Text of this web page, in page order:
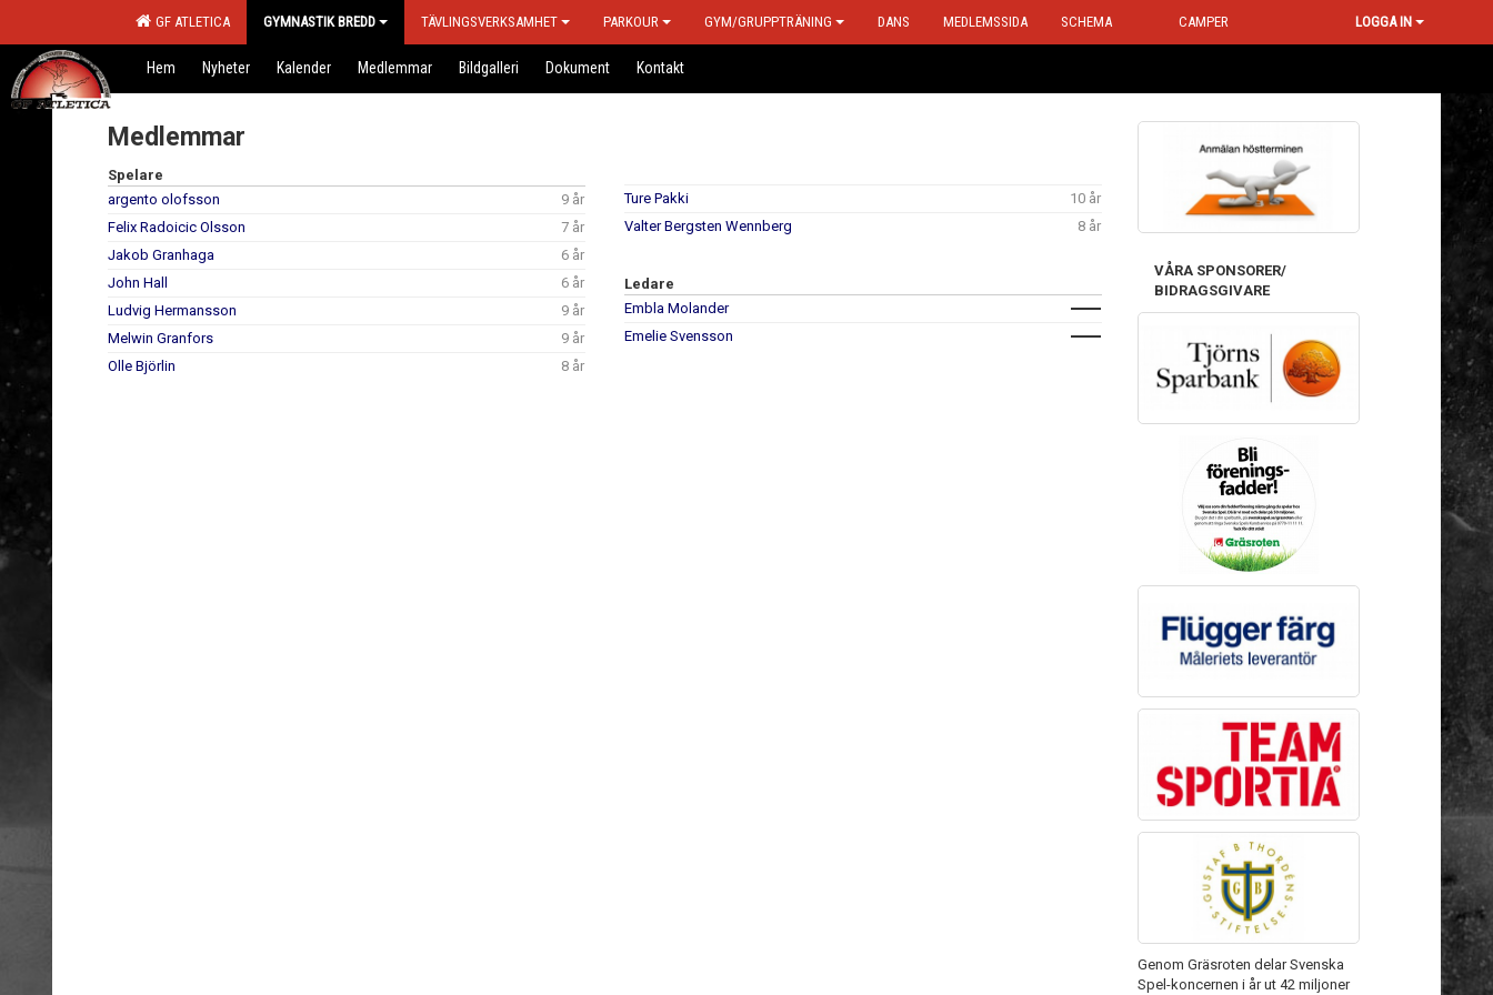
GF ATLETICA GYMNASTIK BREDD TÄVLINGSVERKSAMHET PARKOUR GYM/GRUPPTRÄNING DANS MEDLEMSSIDA SCHEMA CAMPER LOGGA IN
Hem Nyheter Kalender Medlemmar Bildgalleri Dokument Kontakt
Medlemmar
Spelare
argento olofsson
9 år
Felix Radoicic Olsson
7 år
Jakob Granhaga
6 år
John Hall
6 år
Ludvig Hermansson
9 år
Melwin Granfors
9 år
Olle Björlin
8 år
Ture Pakki
10 år
Valter Bergsten Wennberg
8 år
Ledare
Embla Molander
Emelie Svensson
VÅRA SPONSORER/
BIDRAGSGIVARE
Genom Gräsroten delar Svenska
Spel-koncernen i år ut 42 miljoner